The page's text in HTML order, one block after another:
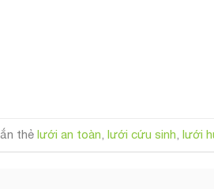
thẻ lưới an toàn lưới cứu sinh lưới